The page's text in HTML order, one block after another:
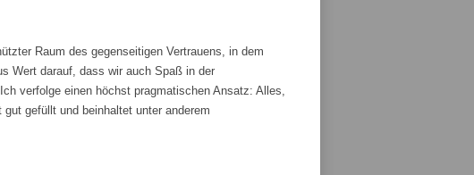
Raum des gegenseitigen Vertrauens, in dem
Wert darauf, dass wir auch Spaß in der
verfolge einen höchst pragmatischen Ansatz: Alles,
gefüllt und beinhaltet unter anderem